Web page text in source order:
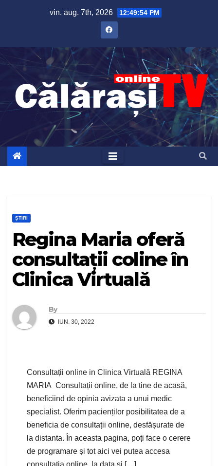
vin. aug. 7th, 2026 12:49:55 PM
ȘTIRI
Regina Maria oferă
consultații coline în
Clinica Virtuală
By
IUN. 30, 2022
Consultații online in Clinica Virtuală REGINA
MARIA Consultații online, de la tine de acasă,
beneficiind de opinia avizata a unui medic
specialist. Oferim pacienților posibilitatea de a
beneficia de consultații online, desfășurate de
la distanta. În aceasta pagina, poți face o cerere
de programare și tot aici vei putea accesa
consultația online, la data și […]